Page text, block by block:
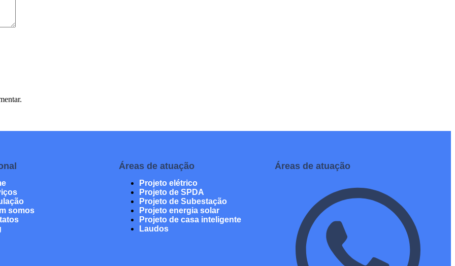
somos
Áreas de atuação
Projeto elétrico
Projeto de SPDA
Projeto de Subestação
Projeto energia solar
Projeto de casa inteligente
Laudos
Áreas de atuação